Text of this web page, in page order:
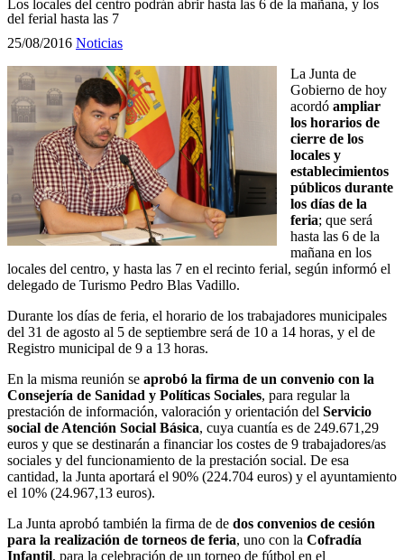
Los locales del centro podrán abrir hasta las 6 de la mañana, y los
del ferial hasta las 7
25/08/2016 Noticias
La Junta de
Gobierno de hoy
acordó ampliar
los horarios de
cierre de los
locales y
establecimientos
públicos durante
los días de la
feria; que será
hasta las 6 de la
mañana en los
locales del centro, y hasta las 7 en el recinto ferial, según informó el
delegado de Turismo Pedro Blas Vadillo.
Durante los días de feria, el horario de los trabajadores municipales
del 31 de agosto al 5 de septiembre será de 10 a 14 horas, y el de
Registro municipal de 9 a 13 horas.
En la misma reunión se aprobó la firma de un convenio con la
Consejería de Sanidad y Políticas Sociales, para regular la
prestación de información, valoración y orientación del Servicio
social de Atención Social Básica, cuya cuantía es de 249.671,29
euros y que se destinarán a financiar los costes de 9 trabajadores/as
sociales y del funcionamiento de la prestación social. De esa
cantidad, la Junta aportará el 90% (224.704 euros) y el ayuntamiento
el 10% (24.967,13 euros).
La Junta aprobó también la firma de de dos convenios de cesión
para la realización de torneos de feria, uno con la Cofradía
Infantil, para la celebración de un torneo de fútbol en el